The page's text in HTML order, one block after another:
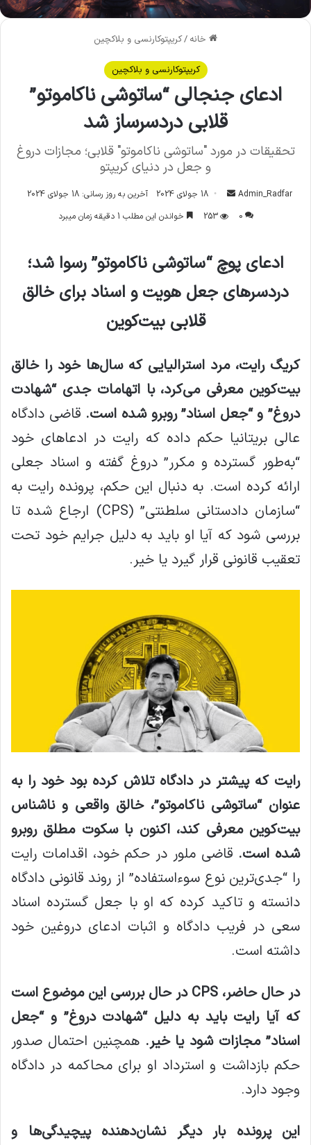
خانه /کریپتوکارنسی و بلاکچین
کریپتوکارنسی و بلاکچین
ادعای جنجالی “ساتوشی ناکاموتو”
قلابی دردسرساز شد
تحقیقات در مورد "ساتوشی ناکاموتو" قلابی؛ مجازات دروغ
و جعل در دنیای کریپتو
Admin_Radfar
ر
ل
ا
ی
18 جولای 2024
آخرین به روز رسانی: 18 جولای 2024
0
253 خواندن این مطلب 1 دقیقه زمان میبرد
ادعای پوچ “ساتوشی ناکاموتو” رسوا شد؛
دردسرهای جعل هویت و اسناد برای خالق
قلابی بیت‌کوین
کریگ رایت، مرد استرالیایی که سال‌ها خود را خالق
بیت‌کوین معرفی می‌کرد، با اتهامات جدی “شهادت
دروغ” و “جعل اسناد” روبرو شده است. قاضی دادگاه
عالی بریتانیا حکم داده که رایت در ادعاهای خود
“به‌طور گسترده و مکرر” دروغ گفته و اسناد جعلی
ارائه کرده است. به دنبال این حکم، پرونده رایت به
“سازمان دادستانی سلطنتی” (CPS) ارجاع شده تا
بررسی شود که آیا او باید به دلیل جرایم خود تحت
تعقیب قانونی قرار گیرد یا خیر.
رایت که پیشتر در دادگاه تلاش کرده بود خود را به
عنوان “ساتوشی ناکاموتو”، خالق واقعی و ناشناس
بیت‌کوین معرفی کند، اکنون با سکوت مطلق روبرو
شده است. قاضی ملور در حکم خود، اقدامات رایت
را “جدی‌ترین نوع سوءاستفاده” از روند قانونی دادگاه
دانسته و تاکید کرده که او با جعل گسترده اسناد
سعی در فریب دادگاه و اثبات ادعای دروغین خود
داشته است.
در حال حاضر، CPS در حال بررسی این موضوع است
که آیا رایت باید به دلیل “شهادت دروغ” و “جعل
اسناد” مجازات شود یا خیر. همچنین احتمال صدور
حکم بازداشت و استرداد او برای محاکمه در دادگاه
وجود دارد.
این پرونده بار دیگر نشان‌دهنده پیچیدگی‌ها و